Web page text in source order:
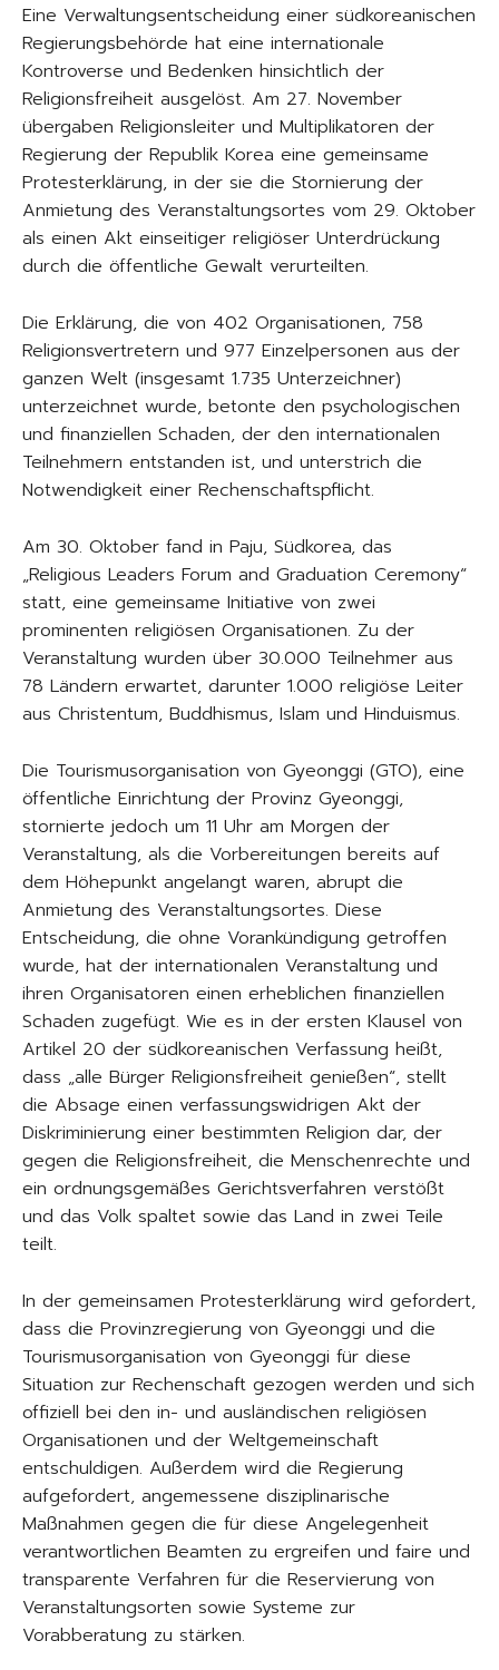
Eine Verwaltungsentscheidung einer südkoreanischen
Regierungsbehörde hat eine internationale
Kontroverse und Bedenken hinsichtlich der
Religionsfreiheit ausgelöst. Am 27. November
übergaben Religionsleiter und Multiplikatoren der
Regierung der Republik Korea eine gemeinsame
Protesterklärung, in der sie die Stornierung der
Anmietung des Veranstaltungsortes vom 29. Oktober
als einen Akt einseitiger religiöser Unterdrückung
durch die öffentliche Gewalt verurteilten.
Die Erklärung, die von 402 Organisationen, 758
Religionsvertretern und 977 Einzelpersonen aus der
ganzen Welt (insgesamt 1.735 Unterzeichner)
unterzeichnet wurde, betonte den psychologischen
und finanziellen Schaden, der den internationalen
Teilnehmern entstanden ist, und unterstrich die
Notwendigkeit einer Rechenschaftspflicht.
Am 30. Oktober fand in Paju, Südkorea, das
„Religious Leaders Forum and Graduation Ceremony“
statt, eine gemeinsame Initiative von zwei
prominenten religiösen Organisationen. Zu der
Veranstaltung wurden über 30.000 Teilnehmer aus
78 Ländern erwartet, darunter 1.000 religiöse Leiter
aus Christentum, Buddhismus, Islam und Hinduismus.
Die Tourismusorganisation von Gyeonggi (GTO), eine
öffentliche Einrichtung der Provinz Gyeonggi,
stornierte jedoch um 11 Uhr am Morgen der
Veranstaltung, als die Vorbereitungen bereits auf
dem Höhepunkt angelangt waren, abrupt die
Anmietung des Veranstaltungsortes. Diese
Entscheidung, die ohne Vorankündigung getroffen
wurde, hat der internationalen Veranstaltung und
ihren Organisatoren einen erheblichen finanziellen
Schaden zugefügt. Wie es in der ersten Klausel von
Artikel 20 der südkoreanischen Verfassung heißt,
dass „alle Bürger Religionsfreiheit genießen“, stellt
die Absage einen verfassungswidrigen Akt der
Diskriminierung einer bestimmten Religion dar, der
gegen die Religionsfreiheit, die Menschenrechte und
ein ordnungsgemäßes Gerichtsverfahren verstößt
und das Volk spaltet sowie das Land in zwei Teile
teilt.
In der gemeinsamen Protesterklärung wird gefordert,
dass die Provinzregierung von Gyeonggi und die
Tourismusorganisation von Gyeonggi für diese
Situation zur Rechenschaft gezogen werden und sich
offiziell bei den in- und ausländischen religiösen
Organisationen und der Weltgemeinschaft
entschuldigen. Außerdem wird die Regierung
aufgefordert, angemessene disziplinarische
Maßnahmen gegen die für diese Angelegenheit
verantwortlichen Beamten zu ergreifen und faire und
transparente Verfahren für die Reservierung von
Veranstaltungsorten sowie Systeme zur
Vorabberatung zu stärken.